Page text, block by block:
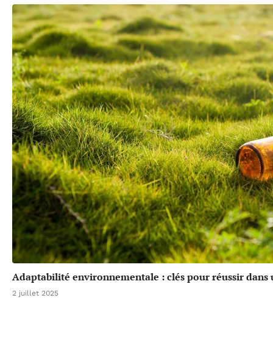
Adaptabilité environnementale : clés pour réussir
2 juillet 2025